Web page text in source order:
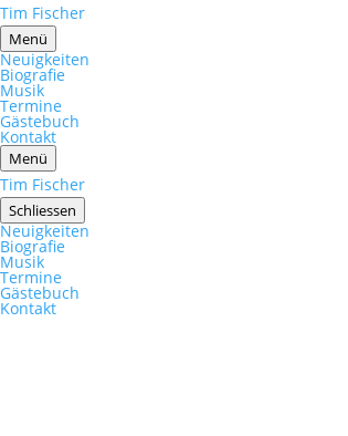
Tim Fischer
Menü
Neuigkeiten
Biografie
Musik
Termine
Gästebuch
Kontakt
Menü
Tim Fischer
Schliessen
Neuigkeiten
Biografie
Musik
Termine
Gästebuch
Kontakt